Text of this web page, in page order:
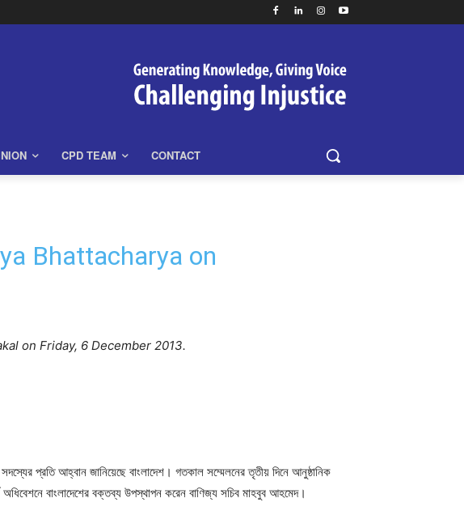
CPD TEAM CONTACT
Bhattacharya on
on Friday, 6 December 2013.
প্রতি আহ্বান জানিয়েছে বাংলাদেশ। গতকাল সম্মেলনের তৃতীয় দিনে আনুষ্ঠানিক
বাংলাদেশের বক্তব্য উপস্থাপন করেন বাণিজ্য সচিব মাহবুব আহমেদ।